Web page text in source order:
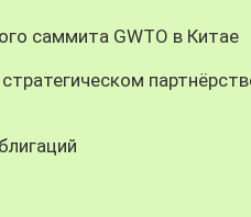
саммита GWTO в Китае